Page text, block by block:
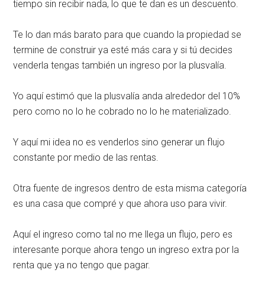
tiempo sin recibir nada, lo que te dan es un descuento.
Te lo dan más barato para que cuando la propiedad se
termine de construir ya esté más cara y si tú decides
venderla tengas también un ingreso por la plusvalía.
Yo aquí estimó que la plusvalía anda alrededor del 10%
pero como no lo he cobrado no lo he materializado.
Y aquí mi idea no es venderlos sino generar un flujo
constante por medio de las rentas.
Otra fuente de ingresos dentro de esta misma categoría
es una casa que compré y que ahora uso para vivir.
Aquí el ingreso como tal no me llega un flujo, pero es
interesante porque ahora tengo un ingreso extra por la
renta que ya no tengo que pagar.